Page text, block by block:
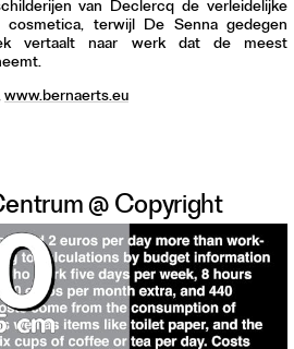
van Declercq de verleidelijke
terwijl De Senna gedegen
vertaalt naar werk dat de meest
www.bernaerts.eu
@ Copyright